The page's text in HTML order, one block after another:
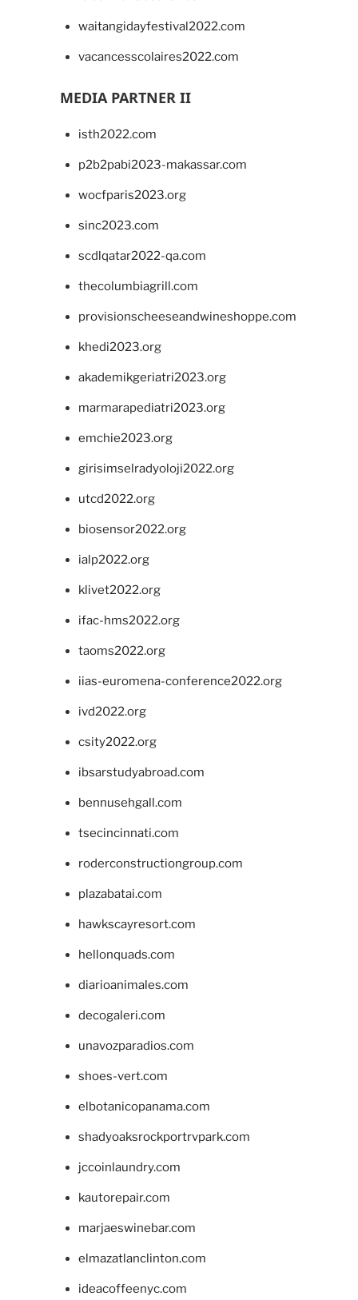
waitangidayfestival2022.com
vacancesscolaires2022.com
MEDIA PARTNER II
isth2022.com
p2b2pabi2023-makassar.com
wocfparis2023.org
sinc2023.com
scdlqatar2022-qa.com
thecolumbiagrill.com
provisionscheeseandwineshoppe.com
khedi2023.org
akademikgeriatri2023.org
marmarapediatri2023.org
emchie2023.org
girisimselradyoloji2022.org
utcd2022.org
biosensor2022.org
ialp2022.org
klivet2022.org
ifac-hms2022.org
taoms2022.org
iias-euromena-conference2022.org
ivd2022.org
csity2022.org
ibsarstudyabroad.com
bennusehgall.com
tsecincinnati.com
roderconstructiongroup.com
plazabatai.com
hawkscayresort.com
hellonquads.com
diarioanimales.com
decogaleri.com
unavozparadios.com
shoes-vert.com
elbotanicopanama.com
shadyoaksrockportrvpark.com
jccoinlaundry.com
kautorepair.com
marjaeswinebar.com
elmazatlanclinton.com
ideacoffeenyc.com